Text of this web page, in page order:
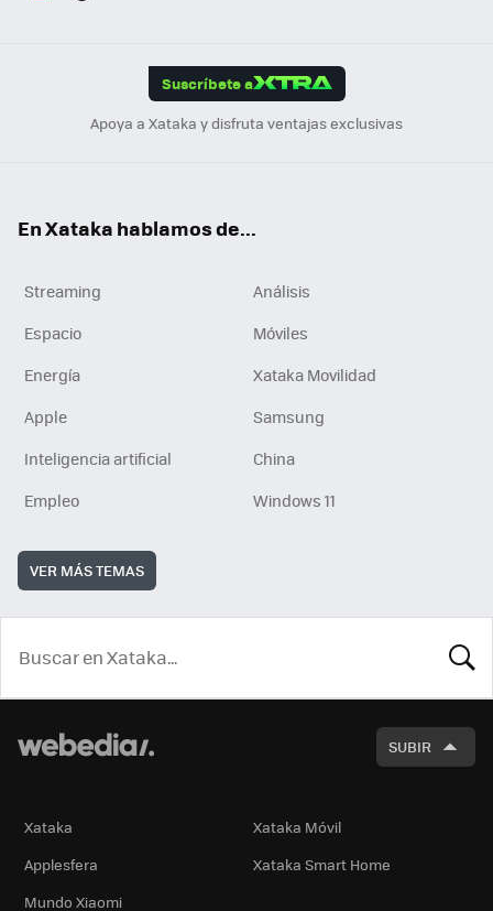
Suscríbete a
Apoya a Xataka y disfruta ventajas exclusivas
En Xataka hablamos de...
Streaming
Análisis
Espacio
Móviles
Energía
Xataka Movilidad
Apple
Samsung
Inteligencia artificial
China
Empleo
Windows 11
VER MÁS TEMAS
SUBIR
Xataka
Xataka Móvil
Applesfera
Xataka Smart Home
Mundo Xiaomi